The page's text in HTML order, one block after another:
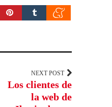
NEXT POST
Los clientes de
la web de